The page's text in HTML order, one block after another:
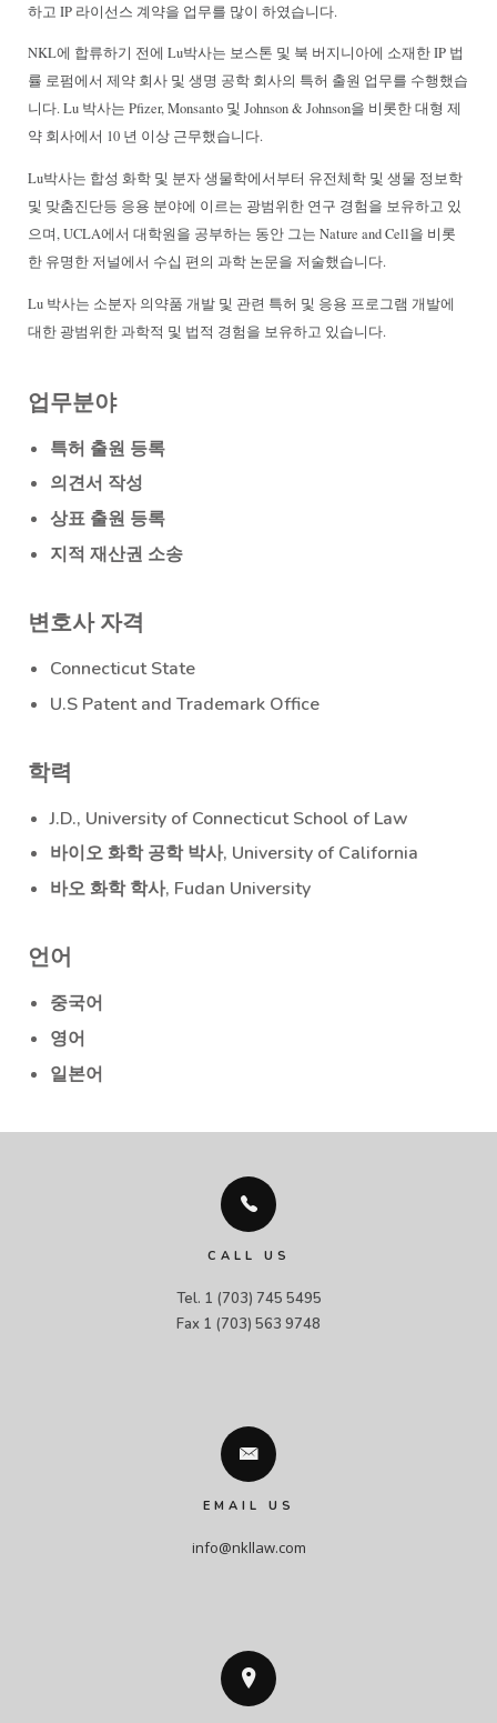
하고 IP 라이선스 계약을 업무를 많이 하였습니다.
NKL에 합류하기 전에 Lu박사는 보스톤 및 북 버지니아에 소재한 IP 법
률 로펌에서 제약 회사 및 생명 공학 회사의 특허 출원 업무를 수행했습
니다. Lu 박사는 Pfizer, Monsanto 및 Johnson & Johnson을 비롯한 대형 제
약 회사에서 10 년 이상 근무했습니다.
Lu박사는 합성 화학 및 분자 생물학에서부터 유전체학 및 생물 정보학
및 맞춤진단등 응용 분야에 이르는 광범위한 연구 경험을 보유하고 있
으며, UCLA에서 대학원을 공부하는 동안 그는 Nature and Cell을 비롯
한 유명한 저널에서 수십 편의 과학 논문을 저술했습니다.
Lu 박사는 소분자 의약품 개발 및 관련 특허 및 응용 프로그램 개발에
대한 광범위한 과학적 및 법적 경험을 보유하고 있습니다.
업무분야
특허 출원 등록
의견서 작성
상표 출원 등록
지적 재산권 소송
변호사 자격
Connecticut State
U.S Patent and Trademark Office
학력
J.D., University of Connecticut School of Law
바이오 화학 공학 박사, University of California
바오 화학 학사, Fudan University
언어
중국어
영어
일본어
CALL US
Tel. 1 (703) 745 5495
Fax 1 (703) 563 9748
EMAIL US
info@nkllaw.com